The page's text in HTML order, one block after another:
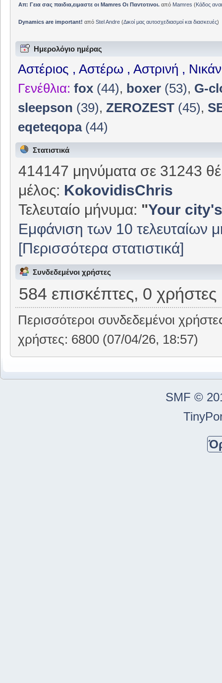
Απ: Γεια σας παιδια,ειμαστε οι Mamres Οι Παντοτινοι.από Mamres (Κάδος
Dynamics are important! από Stel Andre(Δικοί μας αυτοσχεδιασμοί και διασκευές)
Ημερολόγιο ημέρας
Αστέριος , Αστέρω , Αστρινή ,
Γενέθλια: fox (44), boxer (53), G-
sleepson (39),ZEROZEST (45),
eqeteqopa(44)
Στατιστικά
414147 μηνύματα σε 31243
μέλος: KokovidisChris
Τελευταίο μήνυμα: "Your
Εμφάνιση των 10 τελευταίων
[Περισσότερα στατιστικά]
Συνδεδεμένοι χρήστες
584 επισκέπτες, 0 χρήστες
Περισσότεροι συνδεδεμένοι
χρήστες: 6800 (07/04/26, 18:57)
SMF ©